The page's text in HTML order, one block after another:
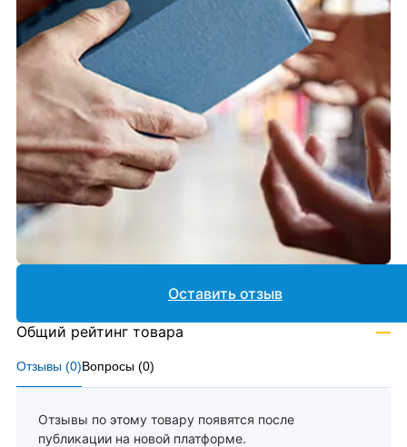
Отзывы (0)Вопросы (0)
Отзывы по этому товару появятся после
публикации на новой платформе.
Оставить отзыв
Общий рейтинг товара —